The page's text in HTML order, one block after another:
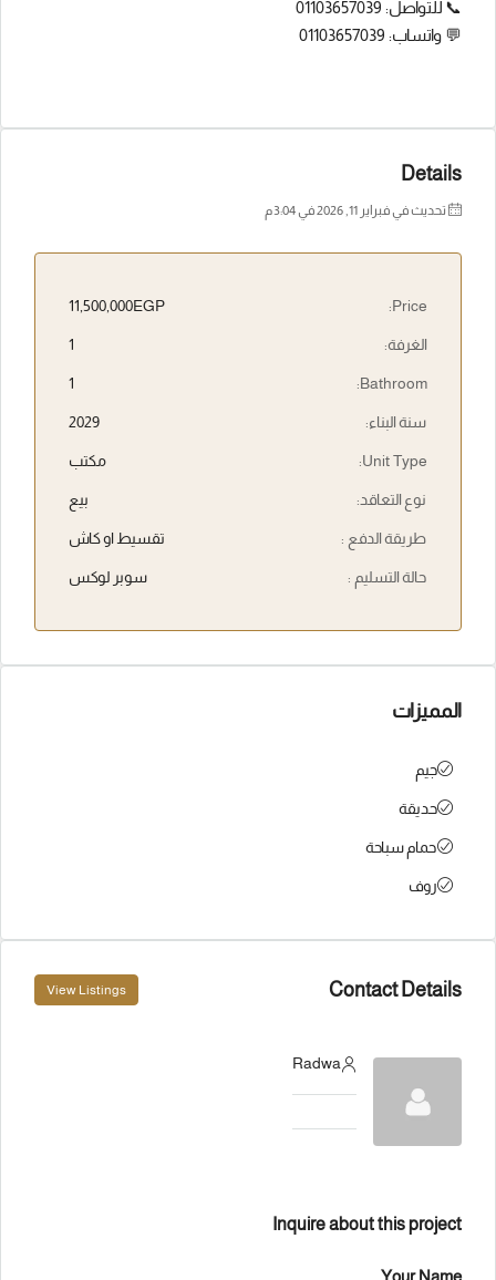
📞 للتواصل: 01103657039
💬 واتساب: 01103657039
Details
تحديث في فبراير 11, 2026 في 3:04 م
Price:
11,500,000EGP
الغرفة: 1
Bathroom:
1
سنة البناء: 2029
Unit Type: مكتب
نوع التعاقد: بيع
طريقة الدفع : تقسيط او كاش
حالة التسليم : سوبر لوكس
المميزات
جيم
حديقة
حمام سباحة
روف
Contact Details
View Listings
Radwa
Inquire about this project
Your Name